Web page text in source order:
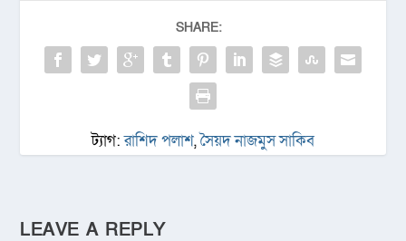
SHARE:
ট্যাগ:রাশিদ পলাশ,সৈয়দ নাজমুস সাকিব
LEAVE A REPLY